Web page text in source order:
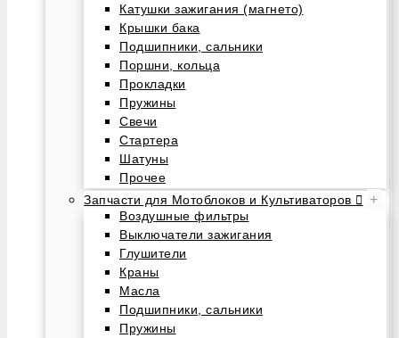
Катушки зажигания (магнето)
Крышки бака
Подшипники, сальники
Поршни, кольца
Прокладки
Пружины
Свечи
Стартера
Шатуны
Прочее
Запчасти для Мотоблоков и Культиваторов
+
Воздушные фильтры
Выключатели зажигания
Глушители
Краны
Масла
Подшипники, сальники
Пружины